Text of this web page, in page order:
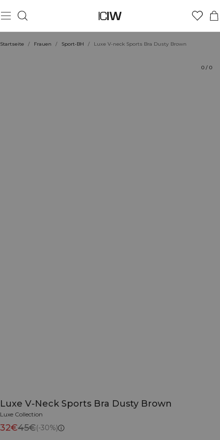
Startseite / Frauen / Sport-BH / Luxe V-neck Sports Bra Dusty Brown
0 / 0
Luxe V-Neck Sports Bra Dusty Brown
Luxe Collection
32€45€(-30%)